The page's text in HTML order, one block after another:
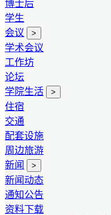
博士后
学生
会议
>
学术会议
工作坊
论坛
学院生活
>
住宿
交通
配套设施
周边旅游
新闻
>
新闻动态
通知公告
资料下载